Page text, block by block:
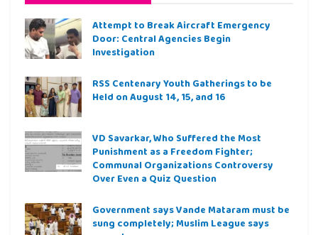
Attempt to Break Aircraft Emergency
Door: Central Agencies Begin
Investigation
RSS Centenary Youth Gatherings to be
Held on August 14, 15, and 16
VD Savarkar, Who Suffered the Most
Punishment as a Freedom Fighter;
Communal Organizations Controversy
Over Even a Quiz Question
Government says Vande Mataram must be
sung completely; Muslim League says